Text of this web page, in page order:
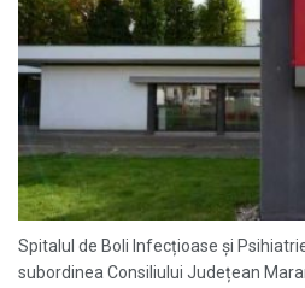
Spitalul de Boli Infecțioase și
subordinea Consiliului Județean